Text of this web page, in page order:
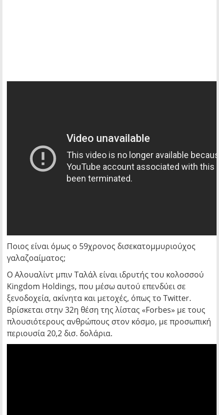
Ποιος είναι όμως ο 59χρονος δισεκατομμυριούχος
γαλαζοαίματος;
Ο Αλουαλίντ μπιν Ταλάλ είναι ιδρυτής του κολοσσού
Kingdom Holdings, που μέσω αυτού επενδύει σε
ξενοδοχεία, ακίνητα και μετοχές, όπως το Twitter.
Βρίσκεται στην 32η θέση της λίστας «Forbes» με τους
πλουσιότερους ανθρώπους στον κόσμο, με προσωπική
περιουσία 20,2 δισ. δολάρια.